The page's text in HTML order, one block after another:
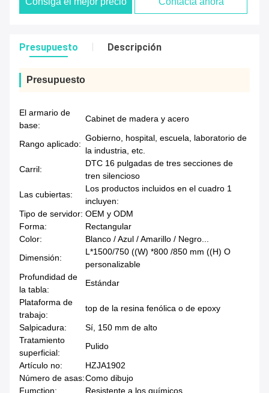
Presupuesto Descripción
Presupuesto
El armario de
base:
Cabinet de madera y acero
Rango aplicado:
Gobierno, hospital, escuela, laboratorio de
la industria, etc.
Carril:
DTC 16 pulgadas de tres secciones de
tren silencioso
Las cubiertas:
Los productos incluidos en el cuadro 1
incluyen:
Tipo de servidor: OEM y ODM
Forma:
Rectangular
Color:
Blanco / Azul / Amarillo / Negro...
Dimensión:
L*1500/750 ((W) *800 /850 mm ((H) O
personalizable
Profundidad de
la tabla:
Estándar
Plataforma de
trabajo:
top de la resina fenólica o de epoxy
Salpicadura:
Sí, 150 mm de alto
Tratamiento
superficial:
Pulido
Artículo no:
HZJA1902
Número de asas:Como dibujo
Fumction:
Resistente a los químicos